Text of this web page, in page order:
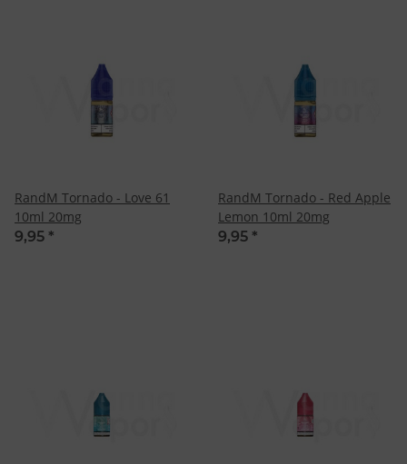
RandM Tornado - Love 61
10ml 20mg
9,95 *
RandM Tornado - Red Apple
Lemon 10ml 20mg
9,95 *